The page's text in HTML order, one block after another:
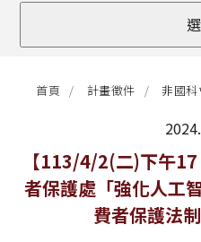
法
補
首頁 計畫徵件 非國
最新消息
【113/4/2(二)下午
者保護處「強化人工
費者保護法